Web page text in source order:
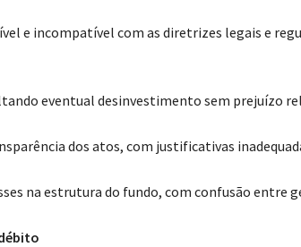
e incompatível com as diretrizes legais e
eventual desinvestimento sem prejuízo
dos atos, com justificativas
na estrutura do fundo, com confusão entre